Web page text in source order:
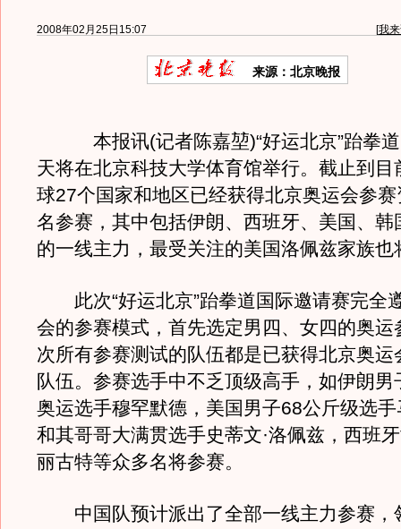
2008年02月25日15:07 [我
来源：北京晚报
本报讯(记者陈嘉堃)“好运北京”跆拳道
天将在北京科技大学体育馆举行。截止到目
球27个国家和地区已经获得北京奥运会参
名参赛，其中包括伊朗、西班牙、美国、韩
的一线主力，最受关注的美国洛佩兹家族也
此次“好运北京”跆拳道国际邀请赛完全
会的参赛模式，首先选定男四、女四的奥运
次所有参赛测试的队伍都是已获得北京奥运
队伍。参赛选手中不乏顶级高手，如伊朗
奥运选手穆罕默德，美国男子68公斤级选手
和其哥哥大满贯选手史蒂文·洛佩兹，西班
丽古特等众多名将参赛。
中国队预计派出了全部一线主力参赛，